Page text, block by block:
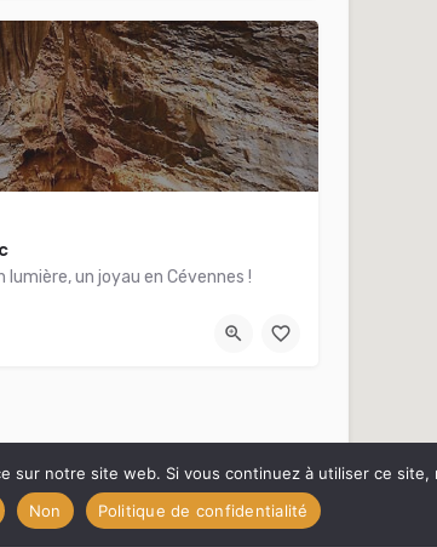
lumière, un joyau en Cévennes !
sur notre site web. Si vous continuez à utiliser ce
Non Politique de confidentialité